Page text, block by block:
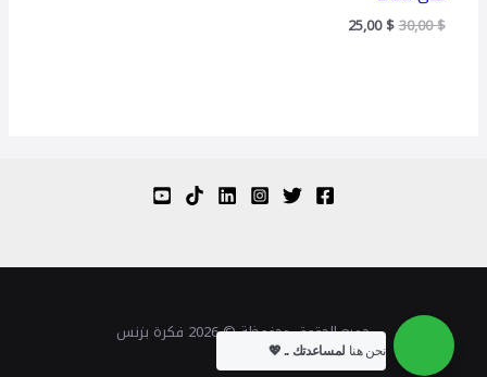
30,00$
25,00$
جميع الحقوق محفوظة © 2026 فكرة بزنس
نحن هنا لمساعدتك .. 💖